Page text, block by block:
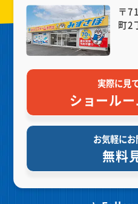
〒
町2
実際に見
ショール
お気軽に
無料